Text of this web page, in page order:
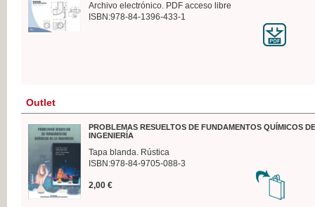
Archivo electrónico. PDF acceso libre
ISBN:978-84-1396-433-1
Outlet
PROBLEMAS RESUELTOS DE FUNDAMENTOS QUÍMICOS
INGENIERÍA
Tapa blanda. Rústica
ISBN:978-84-9705-088-3
2,00 €